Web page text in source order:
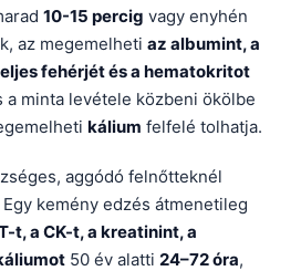
10-15 percig vagy enyhén
az megemelheti az albumint, a
fehérjét és a hematokritot
a minta levétele közbeni ökölbe
kálium felfelé tolhatja.
aggódó felnőtteknél
kemény edzés átmenetileg
t, a CK-t, a kreatinint, a
50 év alatti 24–72 óra,